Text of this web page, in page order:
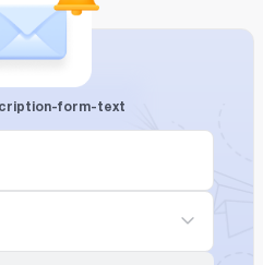
form-text